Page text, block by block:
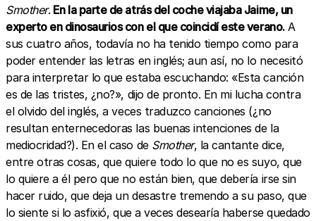
Smother. En la parte de atrás del coche viajaba Jaime, un
experto en dinosaurios con el que coincidí este verano.A
sus cuatro años, todavía no ha tenido tiempo como para
poder entender las letras en inglés; aun así, no lo necesitó
para interpretar lo que estaba escuchando: «Esta canción
es de las tristes, ¿no?», dijo de pronto. En mi lucha contra
el olvido del inglés, a veces traduzco canciones (¿no
resultan enternecedoras las buenas intenciones de la
mediocridad?). En el caso de Smother, la cantante dice,
entre otras cosas, que quiere todo lo que no es suyo, que
lo quiere a él pero que no están bien, que debería irse sin
hacer ruido, que deja un desastre tremendo a su paso, que
lo siente si lo asfixió, que a veces desearía haberse quedado